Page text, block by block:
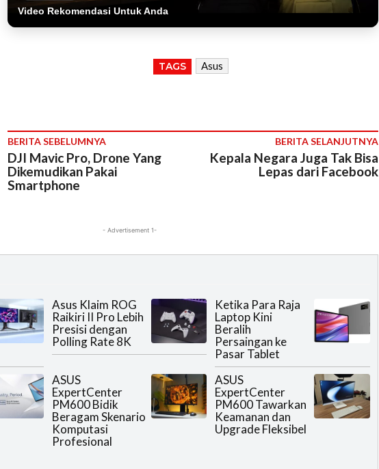
Video Rekomendasi Untuk Anda
TAGS Asus
BERITA SEBELUMNYA
DJI Mavic Pro, Drone Yang
Dikemudikan Pakai
Smartphone
BERITA SELANJUTNYA
Kepala Negara Juga Tak Bisa
Lepas dari Facebook
- Advertisement 1-
Asus Klaim ROG
Raikiri II Pro Lebih
Presisi dengan
Polling Rate 8K
Ketika Para Raja
Laptop Kini
Beralih
Persaingan ke
Pasar Tablet
ASUS
ExpertCenter
PM600 Bidik
Beragam Skenario
Komputasi
Profesional
ASUS
ExpertCenter
PM600 Tawarkan
Keamanan dan
Upgrade Fleksibel